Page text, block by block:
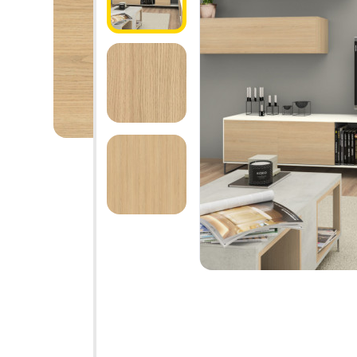
4.1.
4.2.
4.3.
4.4.
4.5.
4.6.
Мебельные образцы, каталоги